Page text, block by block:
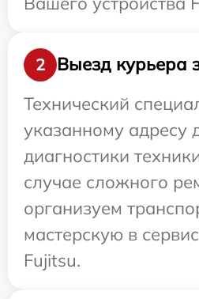
2
Выезд курьера
Технический
указанному адресу
диагностики
случае сложного
организуем
мастерскую в
Fujitsu.